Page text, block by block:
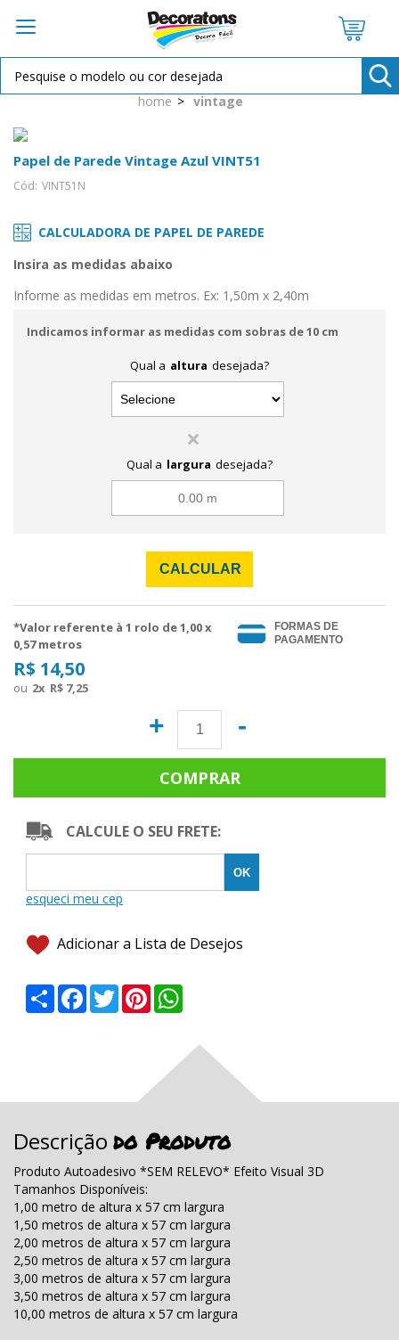
home vintage
Papel de Parede Vintage Azul VINT51
Cód: VINT51N
CALCULADORA DE PAPEL DE PAREDE
Insira as medidas abaixo
Informe as medidas em metros. Ex: 1,50m x 2,40m
Indicamos informar as medidas com sobras de 10 cm
Qual a altura desejada?
Qual a largura desejada?
CALCULAR
*Valor referente à 1 rolo de1,00x
0,57 metros
R$ 14,50
2x R$ 7,25
FORMAS DE
PAGAMENTO
OPÇÕES DE PARCELAMENTO:
2X de R$ 7,25sem juros
+ -
CALCULE O SEU FRETE:
Adicionar a Lista de Desejos
ShareFacebook
TwitterPinterest
Descrição do Produto
Produto Autoadesivo *SEM RELEVO* Efeito Visual 3D
Tamanhos Disponíveis:
1,00 metro de altura x 57 cm largura
1,50 metros de altura x 57 cm largura
2,00 metros de altura x 57 cm largura
2,50 metros de altura x 57 cm largura
3,00 metros de altura x 57 cm largura
3,50 metros de altura x 57 cm largura
10,00 metros de altura x 57 cm largura